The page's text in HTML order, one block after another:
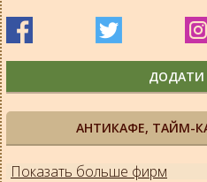
АНТИКАФЕ, ТАЙМ-
Показать больше фирм
ДОДАТИ